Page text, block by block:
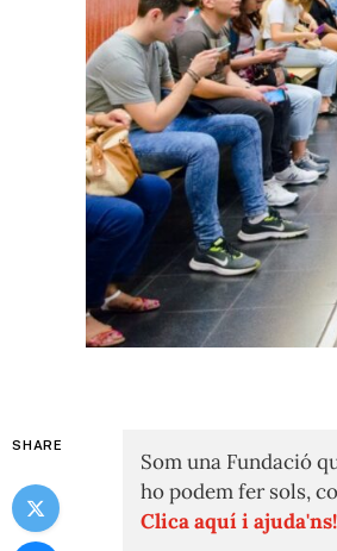
SHARE
Som una Fundació
ho podem fer sols,
Clica aquí i ajuda'ns!